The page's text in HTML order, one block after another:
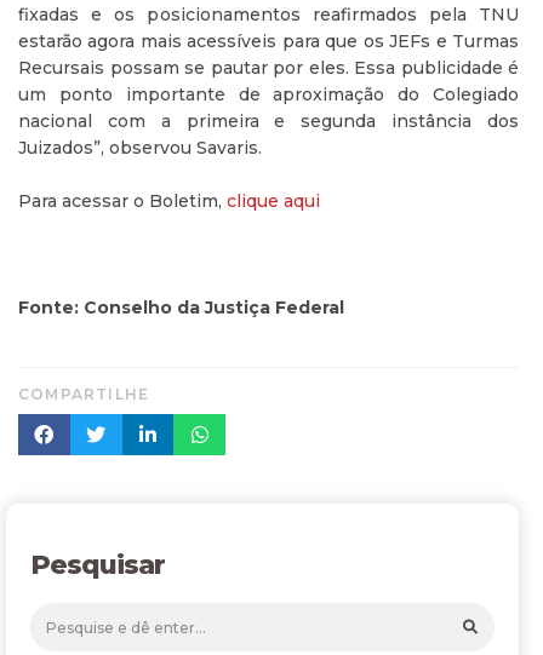
fixadas e os posicionamentos reafirmados pela TNU
estarão agora mais acessíveis para que os JEFs e Turmas
Recursais possam se pautar por eles. Essa publicidade é
um ponto importante de aproximação do Colegiado
nacional com a primeira e segunda instância dos
Juizados”, observou Savaris.
Para acessar o Boletim, clique aqui
Fonte: Conselho da Justiça Federal
COMPARTILHE
Pesquisar